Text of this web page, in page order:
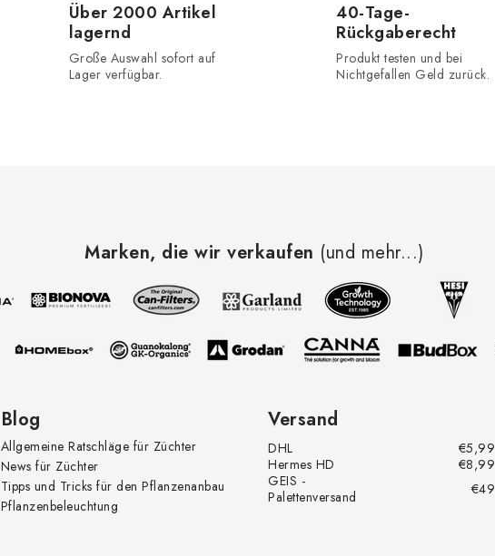
Über 2000 Artikel
lagernd
Große Auswahl sofort auf
Lager verfügbar.
40-Tage-
Rückgaberecht
Produkt testen und bei
Nichtgefallen Geld zurück.
Marken, die wir verkaufen (und mehr...)
Blog
Allgemeine Ratschläge für Züchter
News für Züchter
Tipps und Tricks für den Pflanzenanbau
Pflanzenbeleuchtung
Versand
DHL
€5,99
Hermes HD
€8,99
GEIS -
Palettenversand
€49